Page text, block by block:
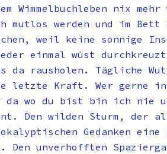
Wimmelbuchleben nix
mutlos werden und im Bett
weil keine sonnige
einmal wüst
da rausholen. Tägliche
letzte Kraft. Wer gerne
da wo du bist bin ich nie
Den wilden Sturm, der
Gedanken
Den unverhofften